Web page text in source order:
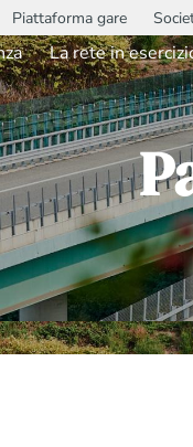
Piattaforma gare
La rete in